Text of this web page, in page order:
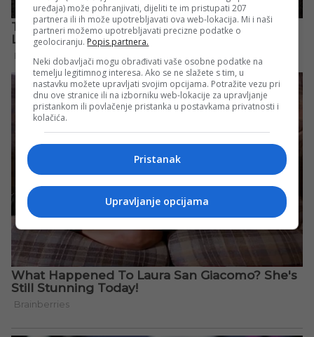
uređaja) može pohranjivati, dijeliti te im pristupati 207
partnera ili ih može upotrebljavati ova web-lokacija. Mi i naši
partneri možemo upotrebljavati precizne podatke o
geolociranju. Popis partnera.
Neki dobavljači mogu obrađivati vaše osobne podatke na
temelju legitimnog interesa. Ako se ne slažete s tim, u
nastavku možete upravljati svojim opcijama. Potražite vezu pri
dnu ove stranice ili na izborniku web-lokacije za upravljanje
pristankom ili povlačenje pristanka u postavkama privatnosti i
kolačića.
Pristanak
Upravljanje opcijama